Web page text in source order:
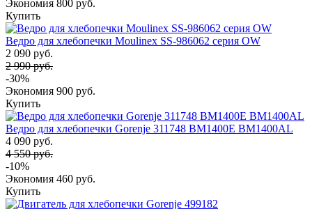
Экономия 800 руб.
Купить
Ведро для хлебопечки Moulinex SS-986062 серия OW
2 090 руб.
2 990 руб.
-30%
Экономия 900 руб.
Купить
Ведро для хлебопечки Gorenje 311748 BM1400E BM1400AL
4 090 руб.
4 550 руб.
-10%
Экономия 460 руб.
Купить